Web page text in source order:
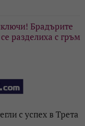
Брадърите
разделиха с гръм
с успех в Трета